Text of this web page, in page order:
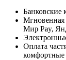
Банковские
Мгновенная
Мир Pay,
Оплата
комфортные